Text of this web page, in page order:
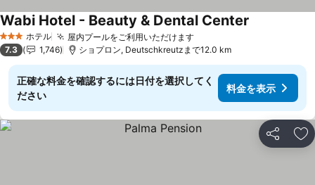
3 ホテルのランク
ホテル 屋内プールをご利用いただけます料金を表示
Wabi Hotel - Beauty & Dental Center
7.3 1,746 ショプロン, Deutschkreutzまで12.0 km
正確な料金を確認するには日付を選択してく
ださい
料金を表示
シェア お